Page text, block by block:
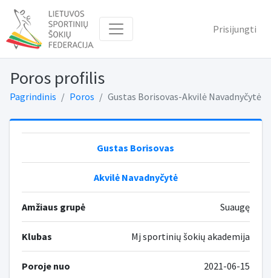
Prisijungti
Poros profilis
Pagrindinis Poros Gustas Borisovas-Akvilė Navadnyčytė
Gustas Borisovas
Akvilė Navadnyčytė
Amžiaus grupė Suaugę
Klubas Mj sportinių šokių akademija
Poroje nuo 2021-06-15